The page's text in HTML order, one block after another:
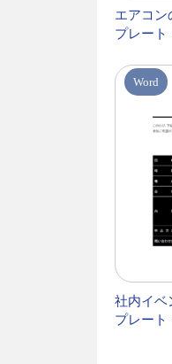
エアコン
プレート
Word
社内イベ
プレート